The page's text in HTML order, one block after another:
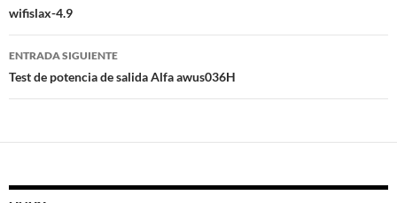
de
entradas
wifislax-4.9
ENTRADA SIGUIENTE
Test de potencia de salida Alfa awus036H